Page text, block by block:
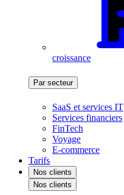
croissance
Par secteur
SaaS et services IT
Services financiers
FinTech
Voyage
E-commerce
Tarifs
Nos clients
Nos clients